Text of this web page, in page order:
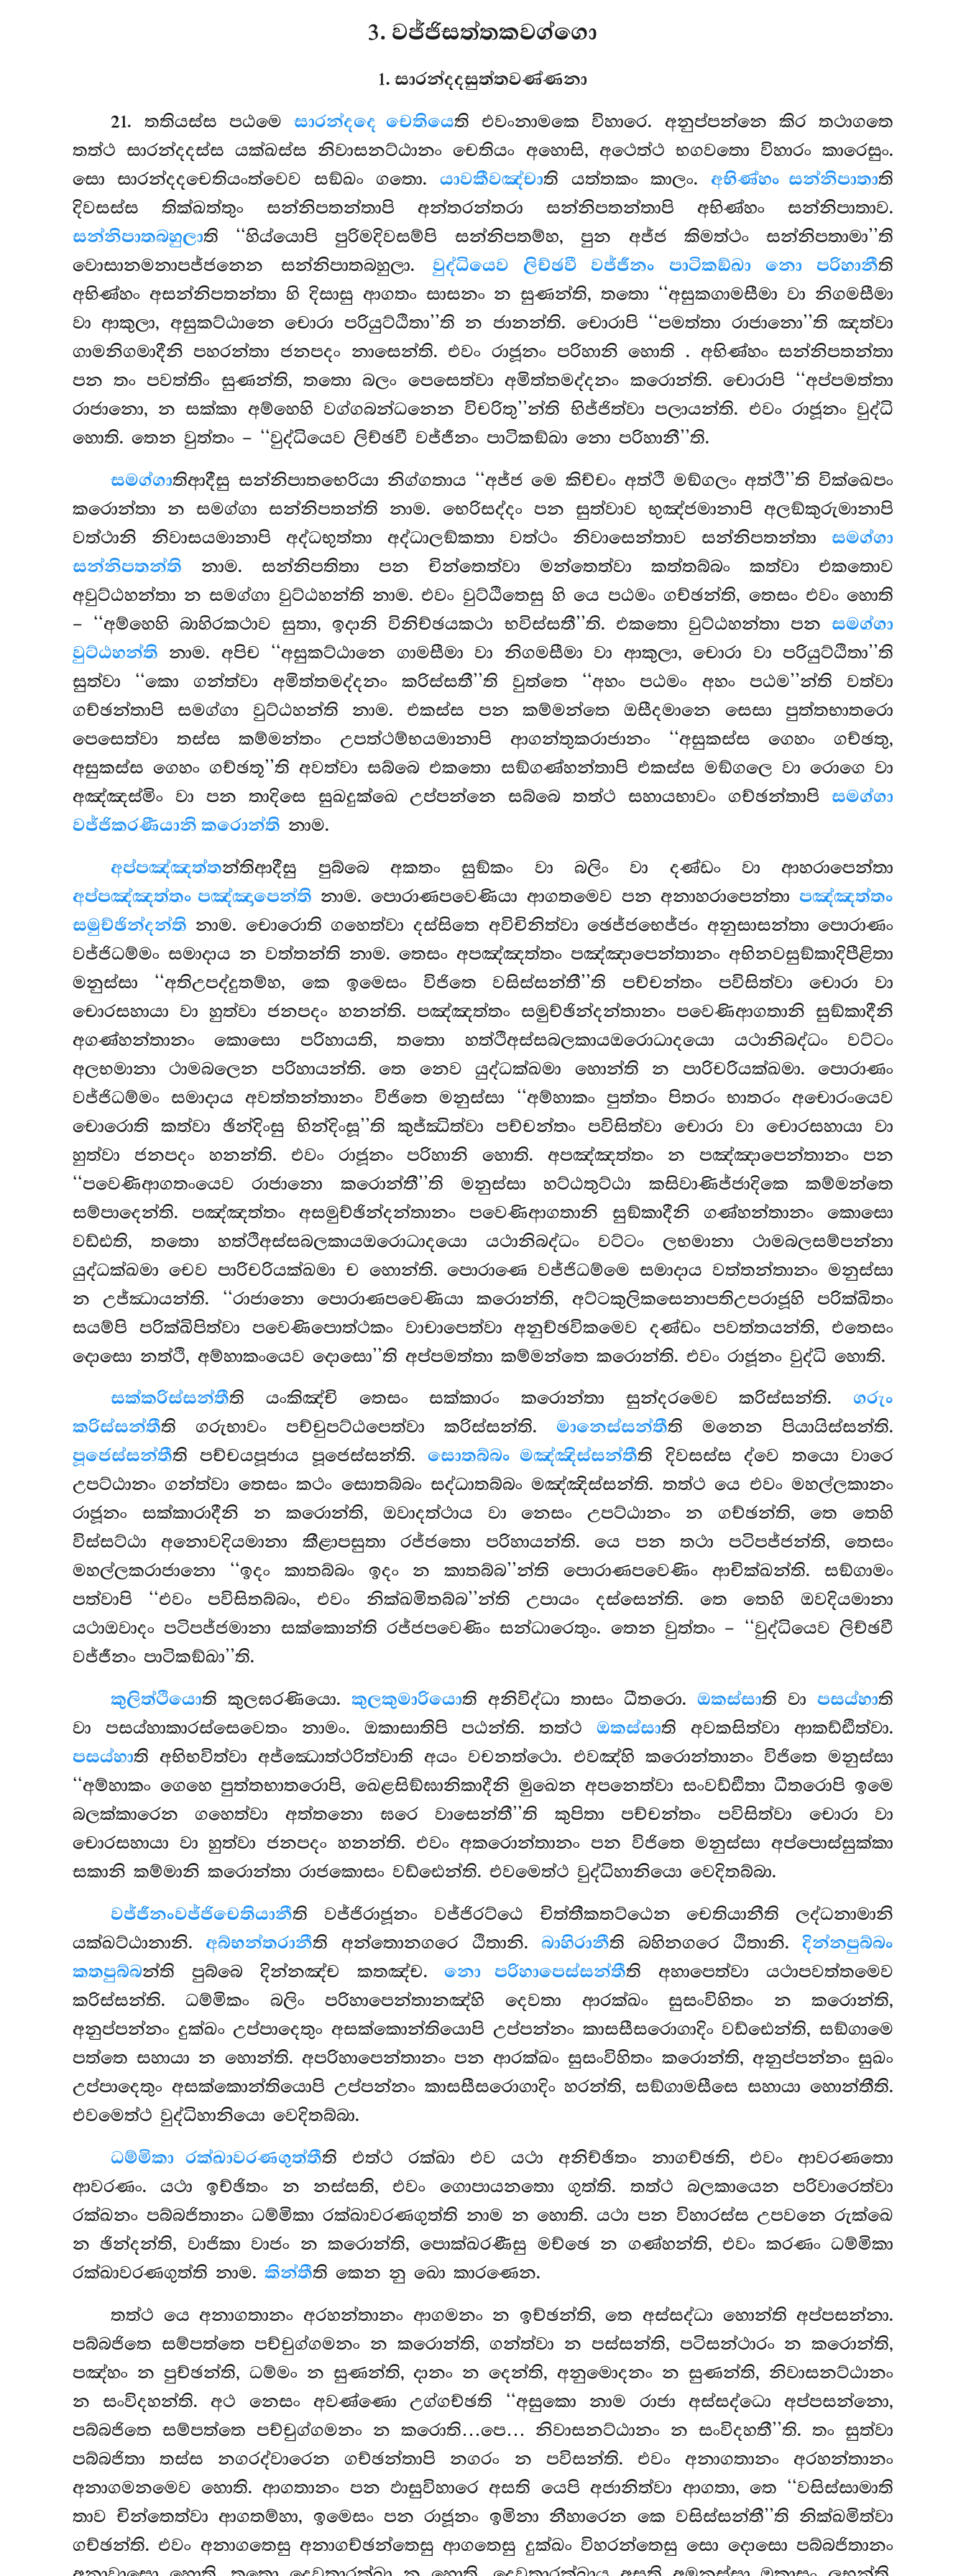
3. වජ්ජිසත්තකවග්ගො
1. සාරන්දදසුත්තවණ්ණනා
21. තතියස්ස පඨමෙසාරන්දදෙ චෙතියෙති එවංනාමකෙ විහාරෙ. අනුප්පන්නෙ කිර තථාගතෙ
තත්ථ සාරන්දදස්ස යක්ඛස්ස නිවාසනට්ඨානං චෙතියං අහොසි, අථෙත්ථ භගවතො විහාරං කාරෙසුං.
සො සාරන්දදචෙතියංත්වෙව සඞ්ඛං ගතො. යාවකීවඤ්චාති යත්තකං කාලං. අභිණ්හං සන්නිපාතාති
දිවසස්ස තික්ඛත්තුං සන්නිපතන්තාපි අන්තරන්තරා සන්නිපතන්තාපි අභිණ්හං සන්නිපාතාව.
සන්නිපාතබහුලාති ‘‘හිය්යොපි පුරිමදිවසම්පි සන්නිපතම්හ, පුන අජ්ජ කිමත්ථං සන්නිපතාමා’’ති
වොසානමනාපජ්ජනෙන සන්නිපාතබහුලා. වුද්ධියෙව ලිච්ඡවී වජ්ජීනං පාටිකඞ්ඛා නො පරිහානීති
අභිණ්හං අසන්නිපතන්තා හි දිසාසු ආගතං සාසනං න සුණන්ති, තතො ‘‘අසුකගාමසීමා වා නිගමසීමා
වා ආකුලා, අසුකට්ඨානෙ චොරා පරියුට්ඨිතා’’ති න ජානන්ති. චොරාපි ‘‘පමත්තා රාජානො’’ති ඤත්වා
ගාමනිගමාදීනි පහරන්තා ජනපදං නාසෙන්ති. එවං රාජූනං පරිහානි හොති . අභිණ්හං සන්නිපතන්තා
පන තං පවත්තිං සුණන්ති, තතො බලං පෙසෙත්වා අමිත්තමද්දනං කරොන්ති. චොරාපි ‘‘අප්පමත්තා
රාජානො, න සක්කා අම්හෙහි වග්ගබන්ධනෙන විචරිතු’’න්ති භිජ්ජිත්වා පලායන්ති. එවං රාජූනං වුද්ධි
හොති. තෙන වුත්තං – ‘‘වුද්ධියෙව ලිච්ඡවී වජ්ජීනං පාටිකඞ්ඛා නො පරිහානී’’ති.
සමග්ගාතිආදීසු සන්නිපාතභෙරියා නිග්ගතාය ‘‘අජ්ජ මෙ කිච්චං අත්ථි මඞ්ගලං අත්ථී’’ති වික්ඛෙපං
කරොන්තා න සමග්ගා සන්නිපතන්ති නාම. භෙරිසද්දං පන සුත්වාව භුඤ්ජමානාපි අලඞ්කුරුමානාපි
වත්ථානි නිවාසයමානාපි අද්ධභුත්තා අද්ධාලඞ්කතා වත්ථං නිවාසෙන්තාව සන්නිපතන්තාසමග්ගා
සන්නිපතන්ති නාම. සන්නිපතිතා පන චින්තෙත්වා මන්තෙත්වා කත්තබ්බං කත්වා එකතොව
අවුට්ඨහන්තා න සමග්ගා වුට්ඨහන්ති නාම. එවං වුට්ඨිතෙසු හි යෙ පඨමං ගච්ඡන්ති, තෙසං එවං හොති
– ‘‘අම්හෙහි බාහිරකථාව සුතා, ඉදානි විනිච්ඡයකථා භවිස්සතී’’ති. එකතො වුට්ඨහන්තා පනසමග්ගා
වුට්ඨහන්ති නාම. අපිච ‘‘අසුකට්ඨානෙ ගාමසීමා වා නිගමසීමා වා ආකුලා, චොරා වා පරියුට්ඨිතා’’ති
සුත්වා ‘‘කො ගන්ත්වා අමිත්තමද්දනං කරිස්සතී’’ති වුත්තෙ ‘‘අහං පඨමං අහං පඨම’’න්ති වත්වා
ගච්ඡන්තාපි සමග්ගා වුට්ඨහන්ති නාම. එකස්ස පන කම්මන්තෙ ඔසීදමානෙ සෙසා පුත්තභාතරො
පෙසෙත්වා තස්ස කම්මන්තං උපත්ථම්භයමානාපි ආගන්තුකරාජානං ‘‘අසුකස්ස ගෙහං ගච්ඡතු,
අසුකස්ස ගෙහං ගච්ඡතූ’’ති අවත්වා සබ්බෙ එකතො සඞ්ගණ්හන්තාපි එකස්ස මඞ්ගලෙ වා රොගෙ වා
අඤ්ඤස්මිං වා පන තාදිසෙ සුඛදුක්ඛෙ උප්පන්නෙ සබ්බෙ තත්ථ සහායභාවං ගච්ඡන්තාපිසමග්ගා
වජ්ජිකරණීයානි කරොන්ති නාම.
අප්පඤ්ඤත්තන්තිආදීසු පුබ්බෙ අකතං සුඞ්කං වා බලිං වා දණ්ඩං වා ආහරාපෙන්තා
අප්පඤ්ඤත්තං පඤ්ඤාපෙන්ති නාම. පොරාණපවෙණියා ආගතමෙව පන අනාහරාපෙන්තාපඤ්ඤත්තං
සමුච්ඡින්දන්ති නාම. චොරොති ගහෙත්වා දස්සිතෙ අවිචිනිත්වා ඡෙජ්ජභෙජ්ජං අනුසාසන්තා පොරාණං
වජ්ජිධම්මං සමාදාය න වත්තන්ති නාම. තෙසං අපඤ්ඤත්තං පඤ්ඤාපෙන්තානං අභිනවසුඞ්කාදිපීළිතා
මනුස්සා ‘‘අතිඋපද්දුතම්හ, කෙ ඉමෙසං විජිතෙ වසිස්සන්තී’’ති පච්චන්තං පවිසිත්වා චොරා වා
චොරසහායා වා හුත්වා ජනපදං හනන්ති. පඤ්ඤත්තං සමුච්ඡින්දන්තානං පවෙණිආගතානි සුඞ්කාදීනි
අගණ්හන්තානං කොසො පරිහායති, තතො හත්ථිඅස්සබලකායඔරොධාදයො යථානිබද්ධං වට්ටං
අලභමානා ථාමබලෙන පරිහායන්ති. තෙ නෙව යුද්ධක්ඛමා හොන්ති න පාරිචරියක්ඛමා. පොරාණං
වජ්ජිධම්මං සමාදාය අවත්තන්තානං විජිතෙ මනුස්සා ‘‘අම්හාකං පුත්තං පිතරං භාතරං අචොරංයෙව
චොරොති කත්වා ඡින්දිංසු භින්දිංසූ’’ති කුජ්ඣිත්වා පච්චන්තං පවිසිත්වා චොරා වා චොරසහායා වා
හුත්වා ජනපදං හනන්ති. එවං රාජූනං පරිහානි හොති. අපඤ්ඤත්තං න පඤ්ඤාපෙන්තානං පන
‘‘පවෙණිආගතංයෙව රාජානො කරොන්තී’’ති මනුස්සා හට්ඨතුට්ඨා කසිවාණිජ්ජාදිකෙ කම්මන්තෙ
සම්පාදෙන්ති. පඤ්ඤත්තං අසමුච්ඡින්දන්තානං පවෙණිආගතානි සුඞ්කාදීනි ගණ්හන්තානං කොසො
වඩ්ඪති, තතො හත්ථිඅස්සබලකායඔරොධාදයො යථානිබද්ධං වට්ටං ලභමානා ථාමබලසම්පන්නා
යුද්ධක්ඛමා චෙව පාරිචරියක්ඛමා ච හොන්ති. පොරාණෙ වජ්ජිධම්මෙසමාදාය වත්තන්තානං මනුස්සා
න උජ්ඣායන්ති. ‘‘රාජානො පොරාණපවෙණියා කරොන්ති, අට්ටකුලිකසෙනාපතිඋපරාජූහි පරික්ඛිතං
සයම්පි පරික්ඛිපිත්වා පවෙණිපොත්ථකං වාචාපෙත්වා අනුච්ඡවිකමෙවදණ්ඩං පවත්තයන්ති, එතෙසං
දොසො නත්ථි, අම්හාකංයෙව දොසො’’ති අප්පමත්තා කම්මන්තෙ කරොන්ති. එවං රාජූනං වුද්ධි හොති.
සක්කරිස්සන්තීති යංකිඤ්චි තෙසං සක්කාරං කරොන්තා සුන්දරමෙව කරිස්සන්ති. ගරුං
කරිස්සන්තීති ගරුභාවං පච්චුපට්ඨපෙත්වා කරිස්සන්ති. මානෙස්සන්තීති මනෙන පියායිස්සන්ති.
පූජෙස්සන්තීති පච්චයපූජාය පූජෙස්සන්ති. සොතබ්බං මඤ්ඤිස්සන්තීති දිවසස්ස ද්වෙ තයො වාරෙ
උපට්ඨානං ගන්ත්වා තෙසං කථං සොතබ්බං සද්ධාතබ්බං මඤ්ඤිස්සන්ති. තත්ථ යෙ එවං මහල්ලකානං
රාජූනං සක්කාරාදීනි න කරොන්ති, ඔවාදත්ථාය වා නෙසං උපට්ඨානං න ගච්ඡන්ති, තෙ තෙහි
විස්සට්ඨා අනොවදියමානා කීළාපසුතා රජ්ජතො පරිහායන්ති. යෙ පන තථා පටිපජ්ජන්ති, තෙසං
මහල්ලකරාජානො ‘‘ඉදං කාතබ්බං ඉදං න කාතබ්බ’’න්ති පොරාණපවෙණිං ආචික්ඛන්ති. සඞ්ගාමං
පත්වාපි ‘‘එවං පවිසිතබ්බං, එවං නික්ඛමිතබ්බ’’න්ති උපායං දස්සෙන්ති. තෙ තෙහි ඔවදියමානා
යථාඔවාදං පටිපජ්ජමානා සක්කොන්ති රජ්ජපවෙණිං සන්ධාරෙතුං. තෙන වුත්තං – ‘‘වුද්ධියෙව ලිච්ඡවී
වජ්ජීනං පාටිකඞ්ඛා’’ති.
කුලිත්ථියොති කුලඝරණියො.කුලකුමාරියොති අනිවිද්ධා තාසං ධීතරො.ඔකස්සාති වාපසය්හාති
වා පසය්හාකාරස්සෙවෙතං නාමං. ඔකාසාතිපි පඨන්ති. තත්ථඔකස්සාති අවකසිත්වා ආකඩ්ඪිත්වා.
පසය්හාති අභිභවිත්වා අජ්ඣොත්ථරිත්වාති අයං වචනත්ථො. එවඤ්හි කරොන්තානං විජිතෙ මනුස්සා
‘‘අම්හාකං ගෙහෙ පුත්තභාතරොපි, ඛෙළසිඞ්ඝානිකාදීනි මුඛෙන අපනෙත්වා සංවඩ්ඪිතා ධීතරොපි ඉමෙ
බලක්කාරෙන ගහෙත්වා අත්තනො ඝරෙ වාසෙන්තී’’ති කුපිතා පච්චන්තං පවිසිත්වා චොරා වා
චොරසහායා වා හුත්වා ජනපදං හනන්ති. එවං අකරොන්තානං පන විජිතෙමනුස්සා අප්පොස්සුක්කා
සකානි කම්මානි කරොන්තා රාජකොසං වඩ්ඪෙන්ති. එවමෙත්ථ වුද්ධිහානියො වෙදිතබ්බා.
වජ්ජීනංවජ්ජිචෙතියානීති වජ්ජිරාජූනං වජ්ජිරට්ඨෙ චිත්තීකතට්ඨෙන චෙතියානීති ලද්ධනාමානි
යක්ඛට්ඨානානි. අබ්භන්තරානීති අන්තොනගරෙ ඨිතානි. බාහිරානීති බහිනගරෙ ඨිතානි.දින්නපුබ්බං
කතපුබ්බන්ති පුබ්බෙ දින්නඤ්ච කතඤ්ච. නො පරිහාපෙස්සන්තීති අහාපෙත්වා යථාපවත්තමෙව
කරිස්සන්ති. ධම්මිකං බලිං පරිහාපෙන්තානඤ්හි දෙවතා ආරක්ඛං සුසංවිහිතං න කරොන්ති,
අනුප්පන්නං දුක්ඛං උප්පාදෙතුං අසක්කොන්තියොපි උප්පන්නං කාසසීසරොගාදිං වඩ්ඪෙන්ති, සඞ්ගාමෙ
පත්තෙ සහායා න හොන්ති. අපරිහාපෙන්තානං පන ආරක්ඛං සුසංවිහිතං කරොන්ති, අනුප්පන්නං සුඛං
උප්පාදෙතුං අසක්කොන්තියොපි උප්පන්නං කාසසීසරොගාදිං හරන්ති, සඞ්ගාමසීසෙ සහායා හොන්තීති.
එවමෙත්ථ වුද්ධිහානියො වෙදිතබ්බා.
ධම්මිකා රක්ඛාවරණගුත්තීති එත්ථ රක්ඛා එව යථා අනිච්ඡිතං නාගච්ඡති, එවං ආවරණතො
ආවරණං. යථා ඉච්ඡිතං න නස්සති, එවං ගොපායනතො ගුත්ති. තත්ථ බලකායෙන පරිවාරෙත්වා
රක්ඛනං පබ්බජිතානං ධම්මිකා රක්ඛාවරණගුත්ති නාම න හොති. යථා පන විහාරස්ස උපවනෙ රුක්ඛෙ
න ඡින්දන්ති, වාජිකා වාජං නකරොන්ති, පොක්ඛරණීසු මච්ඡෙ න ගණ්හන්ති, එවං කරණං ධම්මිකා
රක්ඛාවරණගුත්ති නාම. කින්තීති කෙන නු ඛො කාරණෙන.
තත්ථ යෙ අනාගතානං අරහන්තානං ආගමනං න ඉච්ඡන්ති, තෙ අස්සද්ධා හොන්ති අප්පසන්නා.
පබ්බජිතෙ සම්පත්තෙ පච්චුග්ගමනං න කරොන්ති, ගන්ත්වා න පස්සන්ති, පටිසන්ථාරං න කරොන්ති,
පඤ්හං න පුච්ඡන්ති, ධම්මං න සුණන්ති, දානං න දෙන්ති, අනුමොදනං න සුණන්ති, නිවාසනට්ඨානං
න සංවිදහන්ති. අථ නෙසං අවණ්ණො උග්ගච්ඡති ‘‘අසුකො නාම රාජා අස්සද්ධො අප්පසන්නො,
පබ්බජිතෙ සම්පත්තෙ පච්චුග්ගමනං න කරොති…පෙ… නිවාසනට්ඨානං න සංවිදහතී’’ති. තං සුත්වා
පබ්බජිතා තස්ස නගරද්වාරෙන ගච්ඡන්තාපි නගරං න පවිසන්ති. එවං අනාගතානං අරහන්තානං
අනාගමනමෙව හොති. ආගතානං පන ඵාසුවිහාරෙ අසති යෙපි අජානිත්වා ආගතා, තෙ ‘‘වසිස්සාමාති
තාව චින්තෙත්වා ආගතම්හා, ඉමෙසං පන රාජූනං ඉමිනා නීහාරෙන කෙ වසිස්සන්තී’’ති නික්ඛමිත්වා
ගච්ඡන්ති. එවං අනාගතෙසු අනාගච්ඡන්තෙසු ආගතෙසු දුක්ඛං විහරන්තෙසු සො දොසො පබ්බජිතානං